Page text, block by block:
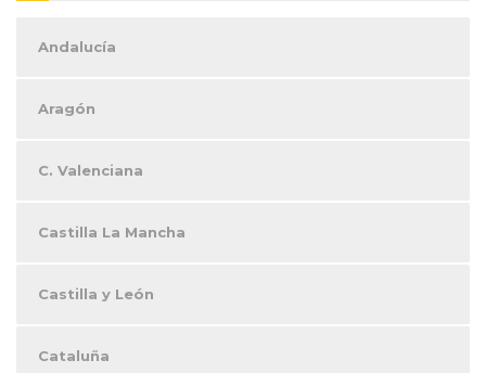
Andalucía
Aragón
C. Valenciana
Castilla La Mancha
Castilla y León
Cataluña